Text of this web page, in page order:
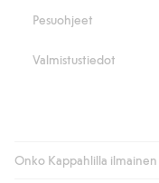
Pesuohjeet
Valmistustiedot
Onko Kappahlilla